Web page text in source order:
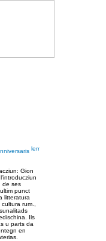
Gion
de ses
punct
litteratura
rum.,
Ils
u parts da
en